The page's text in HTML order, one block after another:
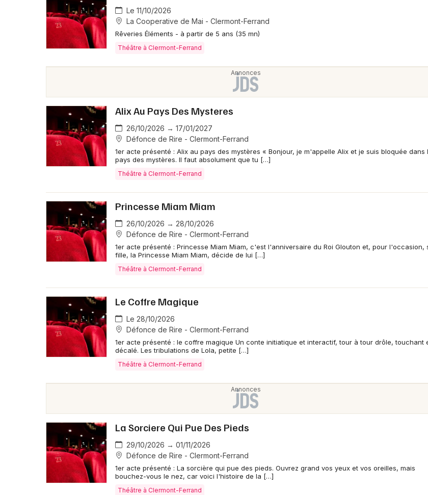
Le 11/10/2026
La Cooperative de Mai - Clermont-Ferrand
Rêveries Éléments - à partir de 5 ans (35 mn)
Théâtre à Clermont-Ferrand
Alix Au Pays Des Mysteres
26/10/2026 → 17/01/2027
Défonce de Rire - Clermont-Ferrand
1er acte présenté : Alix au pays des mystères « Bonjour, je m'appelle Alix et je suis bloquée dans
pays des mystères. Il faut absolument que tu […]
Théâtre à Clermont-Ferrand
Princesse Miam Miam
26/10/2026 → 28/10/2026
Défonce de Rire - Clermont-Ferrand
1er acte présenté : Princesse Miam Miam, c'est l'anniversaire du Roi Glouton et, pour l'occasion,
fille, la Princesse Miam Miam, décide de lui […]
Théâtre à Clermont-Ferrand
Le Coffre Magique
Le 28/10/2026
Défonce de Rire - Clermont-Ferrand
1er acte présenté : le coffre magique Un conte initiatique et interactif, tour à tour drôle, touchant
décalé. Les tribulations de Lola, petite […]
Théâtre à Clermont-Ferrand
La Sorciere Qui Pue Des Pieds
29/10/2026 → 01/11/2026
Défonce de Rire - Clermont-Ferrand
1er acte présenté : La sorcière qui pue des pieds. Ouvrez grand vos yeux et vos oreilles, mais
bouchez-vous le nez, car voici l'histoire de la […]
Théâtre à Clermont-Ferrand